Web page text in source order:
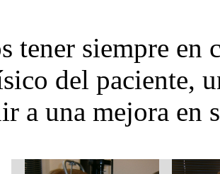
tener siempre en
del paciente,
a una mejora en